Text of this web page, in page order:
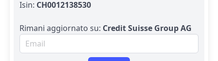
Isin: CH0012138530
Rimani aggiornato su: Credit Suisse Group AG
Email per newsletter